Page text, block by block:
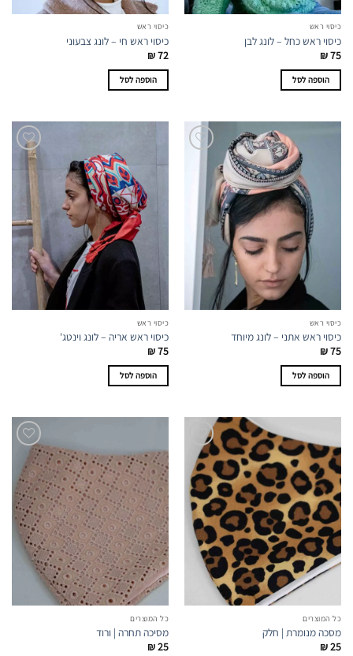
כיסוי ראש
כיסוי ראש כחל – לונג לבן
₪75
הוספה לסל
כיסוי ראש
כיסוי ראש חי – לונג צבעוני
₪72
הוספה לסל
כיסוי ראש
כיסוי ראש אתני – לונג מיוחד
₪75
הוספה לסל
כיסוי ראש
כיסוי ראש אריה – לונג וינטג'
₪75
הוספה לסל
כל המוצרים
מסכה מנומרת | חלק
₪25
כל המוצרים
מסיכה תחרה | ורוד
₪25